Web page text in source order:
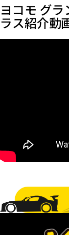
ヨコモ グ
ラス紹介動